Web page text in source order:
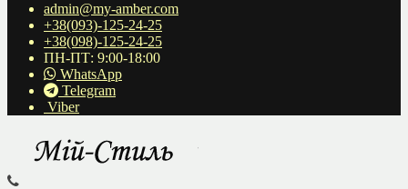
admin@my-amber.com
+38(093)-125-24-25
+38(098)-125-24-25
ПН-ПТ: 9:00-18:00
WhatsApp
Telegram
Viber